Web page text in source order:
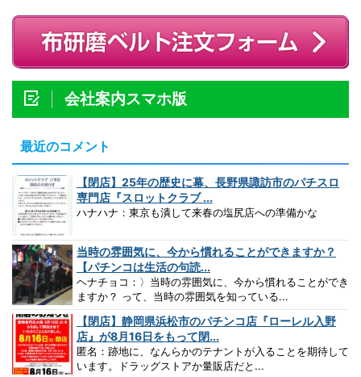
会社案内スマホ版
最近のコメント
【閉店】25年の歴史に幕、長野県諏訪市のパチスロ
専門店『スロットクラブ ...
ハナハナ：東京も潰して来春の塩尻店への準備かな
当時の雰囲気に、今から慣れることができますか？
【パチンコは生活の句読...
ヘナチョコ：〉当時の雰囲気に、今から慣れることができ
ますか？ って、当時の雰囲気を知っている...
【閉店】静岡県浜松市のパチンコ店『ローレル入野
店』が8月16日をもって閉...
匿名：跡地に、なんらかのテナントが入ることを期待して
います。ドラッグストアか量販店だと...